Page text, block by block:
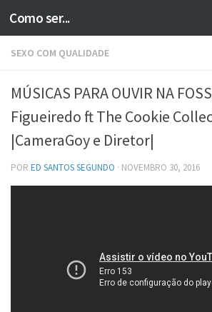
Skip to content
Como ser...
SEXO COM QUALIDADE
MÚSICAS PARA OUVIR NA
Figueiredo ft The Cookie
|CameraGoy e Diretor|
POR ED SANTOS SEGUNDO · NOVEMBRO 30, 2016